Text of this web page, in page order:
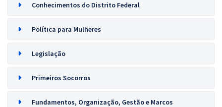
Conhecimentos do Distrito Federal
Política para Mulheres
Legislação
Primeiros Socorros
Fundamentos, Organização, Gestão e Marcos